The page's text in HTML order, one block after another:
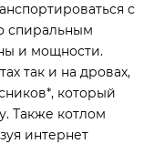
с
спиральным
и мощности.
так и на дровах,
который
Также котлом
интернет